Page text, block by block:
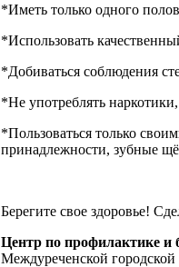
*Иметь только одного
*Использовать
*Добиваться соблюдения
*Не употреблять
*Пользоваться только
принадлежности, зубные
Берегите свое здоровье!
Центр по профилактике
Междуреченской